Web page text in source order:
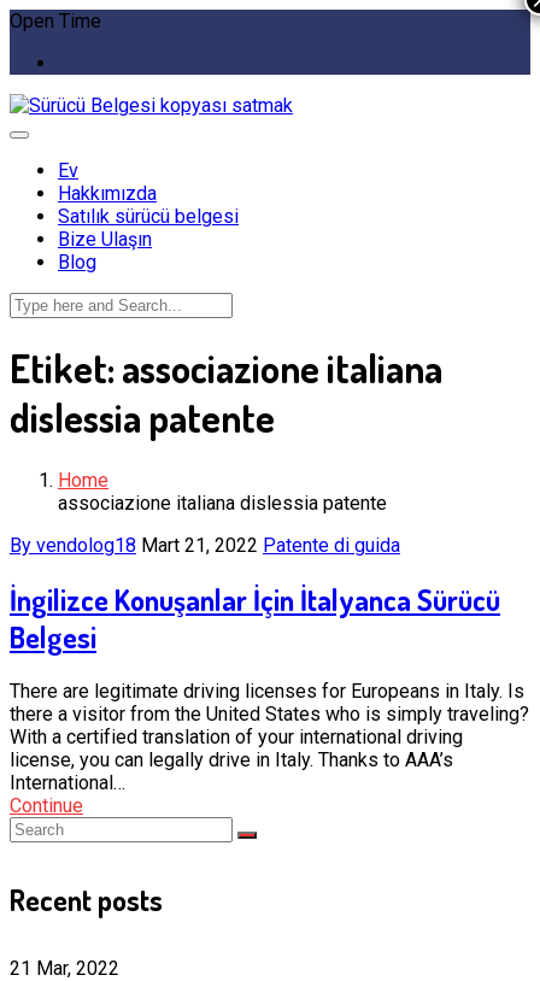
Open Time
Ev
Hakkımızda
Satılık sürücü belgesi
Bize Ulaşın
Blog
Etiket:associazione italiana
dislessia patente
Home
associazione italiana dislessia patente
By vendolog18 Mart 21, 2022 Patente di guida
İngilizce Konuşanlar İçin İtalyanca Sürücü
Belgesi
There are legitimate driving licenses for Europeans in Italy. Is
there a visitor from the United States who is simply traveling?
With a certified translation of your international driving
license, you can legally drive in Italy. Thanks to AAA’s
International…
Continue
Recent posts
21 Mar, 2022